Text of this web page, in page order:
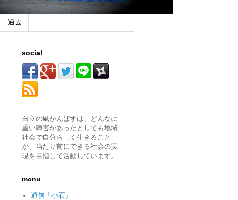
過去
social
自立の風かんばすは、どんなに
重い障害があったとしても地域
社会で自分らしく生きること
が、当たり前にできる社会の実
現を目指して活動しています。
menu
通信「小石」